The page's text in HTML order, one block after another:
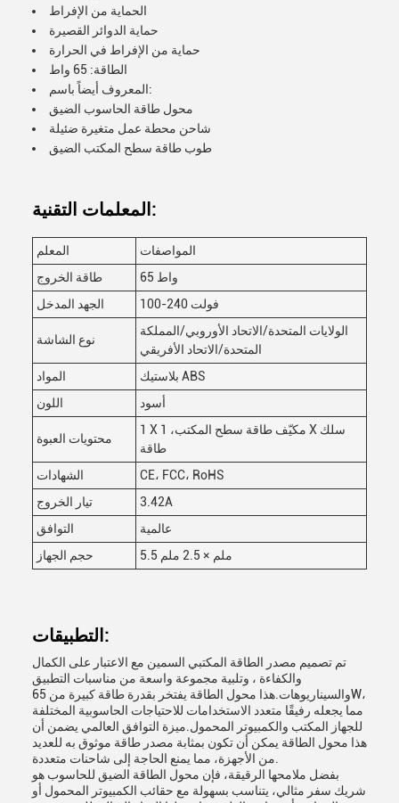
الحماية من الإفراط
حماية الدوائر القصيرة
حماية من الإفراط في الحرارة
الطاقة: 65 واط
المعروف أيضاً باسم:
محول طاقة الحاسوب الضيق
شاحن محطة عمل متغيرة ضئيلة
طوب طاقة سطح المكتب الضيق
المعلمات التقنية:
المعلم
المواصفات
طاقة الخروج
65 واط
الجهد المدخل
100-240 فولت
نوع الشاشة
الولايات المتحدة/الاتحاد الأوروبي/المملكة
المتحدة/الاتحاد الأفريقي
المواد
بلاستيك ABS
اللون
أسود
محتويات العبوة
1 X مكيّف طاقة سطح المكتب، 1 X سلك
طاقة
الشهادات
CE، FCC، RoHS
تيار الخروج
3.42A
التوافق
عالمية
حجم الجهاز
5.5 ملم × 2.5 ملم
التطبيقات:
تم تصميم مصدر الطاقة المكتبي السمين مع الاعتبار على الكمال
والكفاءة ، وتلبية مجموعة واسعة من مناسبات التطبيق
والسيناريوهات.هذا محول الطاقة يفتخر بقدرة طاقة كبيرة من 65W،
مما يجعله رفيقًا متعدد الاستخدامات للاحتياجات الحاسوبية المختلفة
للجهاز المكتب والكمبيوتر المحمول.ميزة التوافق العالمي يضمن أن
هذا محول الطاقة يمكن أن تكون بمثابة مصدر طاقة موثوق به للعديد
بفضل ملامحها الرقيقة، فإن محول الطاقة الضيق للحاسوب هو
شريك سفر مثالي، يتناسب بسهولة مع حقائب الكمبيوتر المحمول أو